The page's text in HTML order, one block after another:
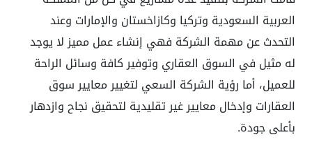
العربية السعودية وتركيا وكازاخستان والإمارات وعند
التحدث عن مهمة الشركة فهي إنشاء عمل مميز لا يوجد
له مثيل في السوق العقاري وتوفير كافة وسائل الراحة
للعميل، أما رؤية الشركة السعي لتغيير معايير سوق
العقارات وإدخال معايير غير تقليدية لتحقيق نجاح وازدهار
بأعلى جودة.